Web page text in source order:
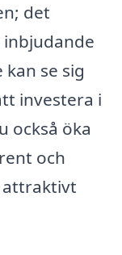
det
se sig
investera i
också öka
och